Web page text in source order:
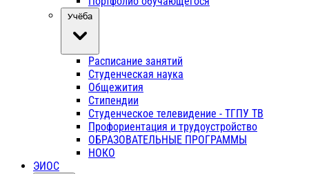
Учёба
Расписание занятий
Студенческая наука
Общежития
Стипендии
Студенческое телевидение - ТГПУ ТВ
Профориентация и трудоустройство
ОБРАЗОВАТЕЛЬНЫЕ ПРОГРАММЫ
НОКО
ЭИОС